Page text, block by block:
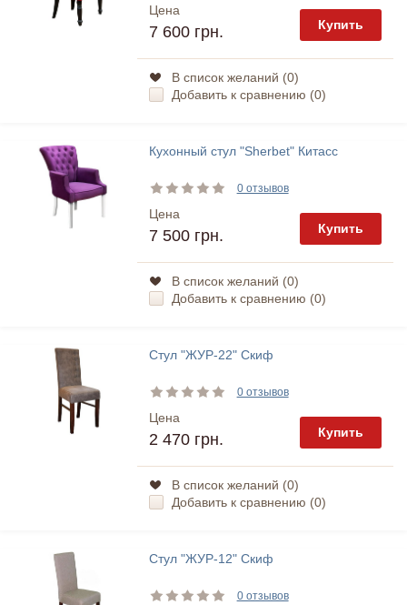
Цена
7 600 грн. Купить
В список желаний (0)
Добавить к сравнению (0)
Кухонный стул "Sherbet" Китасс
0 отзывов
Цена
7 500 грн. Купить
В список желаний (0)
Добавить к сравнению (0)
Стул "ЖУР-22" Скиф
0 отзывов
Цена
2 470 грн. Купить
В список желаний (0)
Добавить к сравнению (0)
Стул "ЖУР-12" Скиф
0 отзывов